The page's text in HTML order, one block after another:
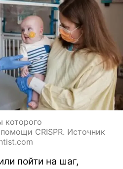
которого
CRISPR. Источник
пойти на шаг,